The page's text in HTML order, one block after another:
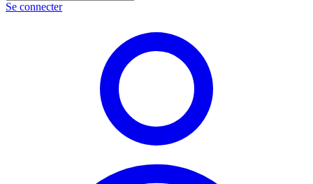
Se connecter